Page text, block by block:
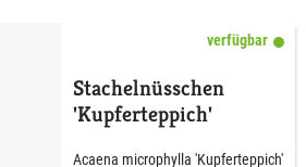
verfügbar
Stachelnüsschen
'Kupferteppich'
Acaena microphylla 'Kupferteppich'